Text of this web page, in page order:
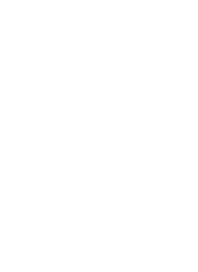
afronta la estación
precisado que «sólo
ocho millones de